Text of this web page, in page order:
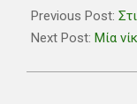
10-
03
Previous Post:
Next Post: Μία